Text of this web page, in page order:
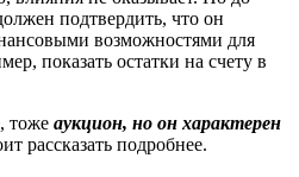
подтвердить, что он
возможностями для
показать остатки на счету в
тоже аукцион, но он характерен
рассказать подробнее.